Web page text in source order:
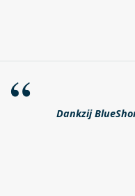
Dankzij